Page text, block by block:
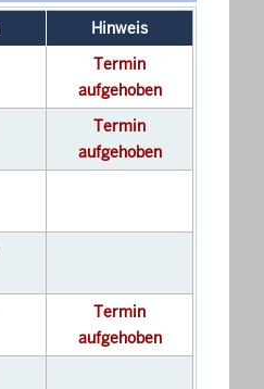
Hinweis
Termin
aufgehoben
Termin
aufgehoben
Termin
aufgehoben